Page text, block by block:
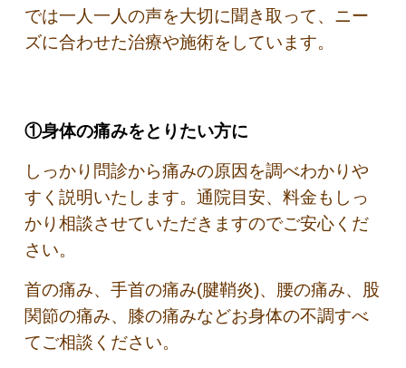
では一人一人の声を大切に聞き取って、ニー
ズに合わせた治療や施術をしています。
①身体の痛みをとりたい方に
しっかり問診から痛みの原因を調べわかりや
すく説明いたします。通院目安、料金もしっ
かり相談させていただきますのでご安心くだ
さい。
首の痛み、手首の痛み(腱鞘炎)、腰の痛み、股
関節の痛み、膝の痛みなどお身体の不調すべ
てご相談ください。